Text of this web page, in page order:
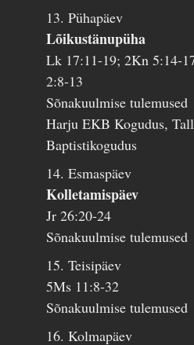
13. Pühapäev
Lõikustänupüha
Lk 17:11-19; 2Kn 5:14-
2:8-13
Sõnakuulmise tulemused
Harju EKB Kogudus,
Baptistikogudus
14. Esmaspäev
Kolletamispäev
Jr 26:20-24
Sõnakuulmise tulemused
15. Teisipäev
5Ms 11:8-32
Sõnakuulmise tulemused
16. Kolmapäev